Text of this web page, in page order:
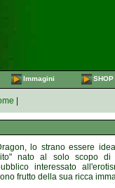
Immagini SHOP
lo strano essere
nato al solo scopo di
interessato
frutto della sua ricca